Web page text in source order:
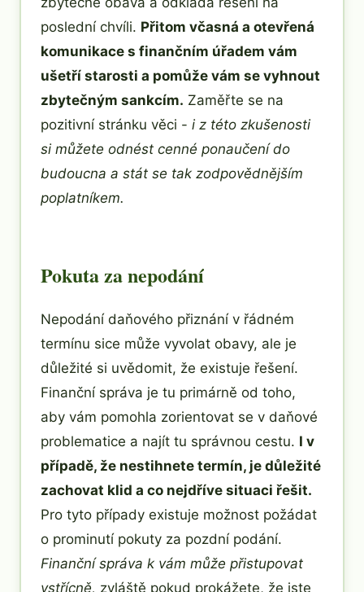
poslední chvíli. Přitom včasná a otevřená
komunikace s finančním úřadem vám
ušetří starosti a pomůže vám se vyhnout
zbytečným sankcím. Zaměřte se na
pozitivní stránku věci - i z této zkušenosti
si můžete odnést cenné ponaučení do
budoucna a stát se tak zodpovědnějším
poplatníkem.
Pokuta za nepodání
Nepodání daňového přiznání v řádném
termínu sice může vyvolat obavy, ale je
důležité si uvědomit, že existuje řešení.
Finanční správa je tu primárně od toho,
aby vám pomohla zorientovat se v daňové
problematice a najít tu správnou cestu. I v
případě, že nestihnete termín, je důležité
zachovat klid a co nejdříve situaci řešit.
Pro tyto případy existuje možnost požádat
o prominutí pokuty za pozdní podání.
Finanční správa k vám může přistupovat
vstřícně, zvláště pokud prokážete, že jste